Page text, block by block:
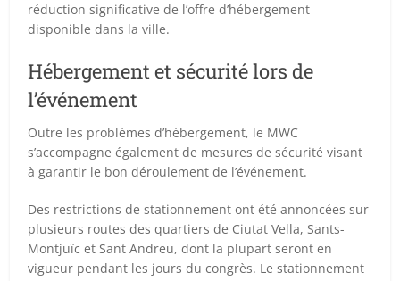
réduction significative de l’offre d’hébergement
disponible dans la ville.
Hébergement et sécurité lors de
l’événement
Outre les problèmes d’hébergement, le MWC
s’accompagne également de mesures de sécurité visant
à garantir le bon déroulement de l’événement.
Des restrictions de stationnement ont été annoncées sur
plusieurs routes des quartiers de Ciutat Vella, Sants-
Montjuïc et Sant Andreu, dont la plupart seront en
vigueur pendant les jours du congrès. Le stationnement